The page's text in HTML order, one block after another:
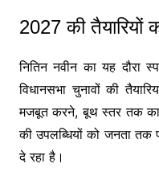
2027 की तैयारियों
नितिन नवीन का यह दौरा
विधानसभा चुनावों की
मजबूत करने, बूथ स्तर तक
की उपलब्धियों को जनता तक
दे रहा है।